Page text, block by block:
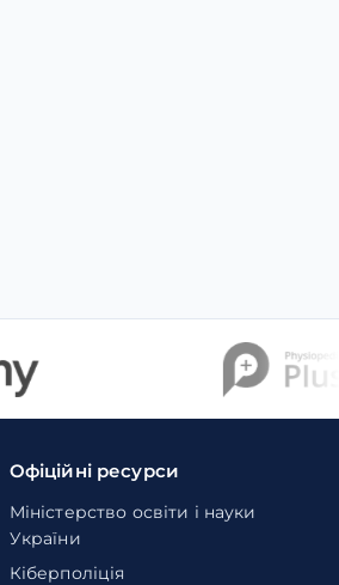
Офіційні ресурси
Міністерство освіти і науки
України
Кіберполіція